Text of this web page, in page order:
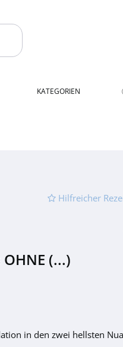
KATEGORIEN
Hilfreicher
(...)
in den zwei hellsten